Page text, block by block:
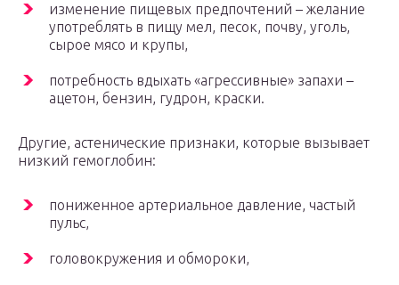
изменение пищевых предпочтений – желание
употреблять в пищу мел, песок, почву, уголь,
сырое мясо и крупы,
потребность вдыхать «агрессивные» запахи –
ацетон, бензин, гудрон, краски.
Другие, астенические признаки, которые вызывает
низкий гемоглобин:
пониженное артериальное давление, частый
пульс,
головокружения и обмороки,